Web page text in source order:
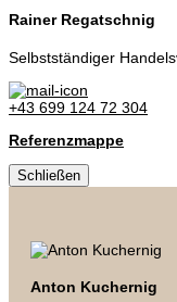
Rainer Regatschnig
Selbstständiger
+43 699 124 72 304
Referenzmappe
Schließen
Anton Kuchernig